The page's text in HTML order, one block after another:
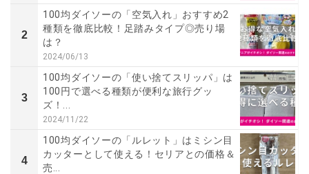
2
100均ダイソーの「空気入れ」おすすめ2
種類を徹底比較！足踏みタイプ◎売り場
は？
2024/06/13
3
100均ダイソーの「使い捨てスリッパ」は
100円で選べる種類が便利な旅行グッ
ズ！...
2024/11/22
4
100均ダイソーの「ルレット」はミシン目
カッターとして使える！セリアとの価格＆
売...